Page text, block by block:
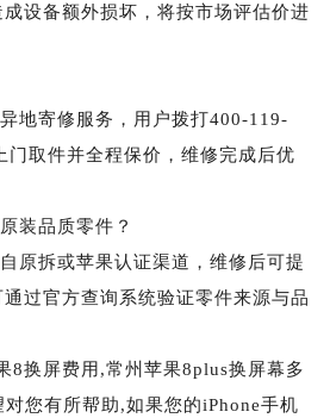
设备额外损坏，将按市场评估价进
地寄修服务，用户拨打400-119-
门取件并全程保价，维修完成后优
装品质零件？
原拆或苹果认证渠道，维修后可提
过官方查询系统验证零件来源与品
8换屏费用,常州苹果8plus换屏幕多
您有所帮助,如果您的iPhone手机